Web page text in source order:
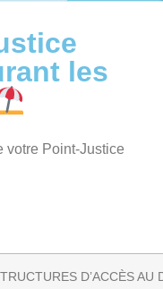
les
votre Point-Justice
D’ACCÈS